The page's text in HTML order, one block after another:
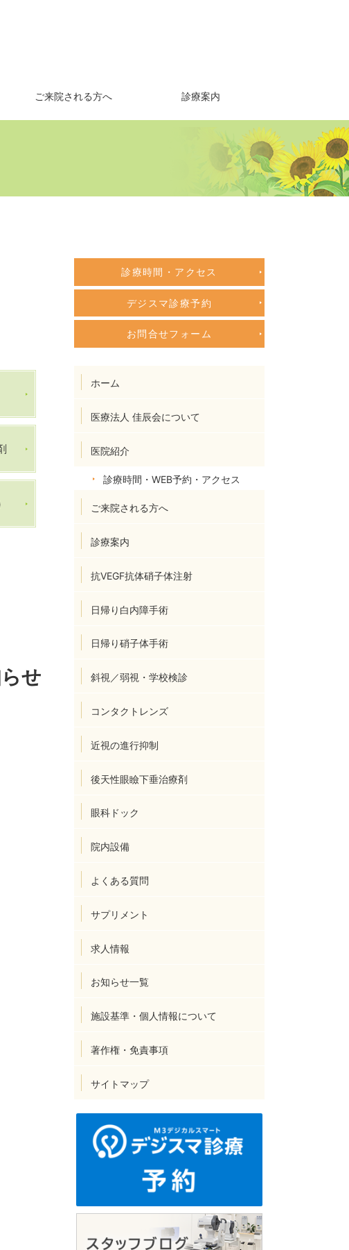
せ
診療時間・アクセス
デジスマ診療予約
お問合せフォーム
ホーム
医療法人 佳辰会について
医院紹介
診療時間・WEB予約・アクセス
ご来院される方へ
診療案内
抗VEGF抗体硝子体注射
日帰り白内障手術
日帰り硝子体手術
斜視／弱視・学校検診
コンタクトレンズ
近視の進行抑制
後天性眼瞼下垂治療剤
眼科ドック
院内設備
よくある質問
サプリメント
求人情報
お知らせ一覧
施設基準・個人情報について
著作権・免責事項
サイトマップ
ご来院される方へ 診療案内